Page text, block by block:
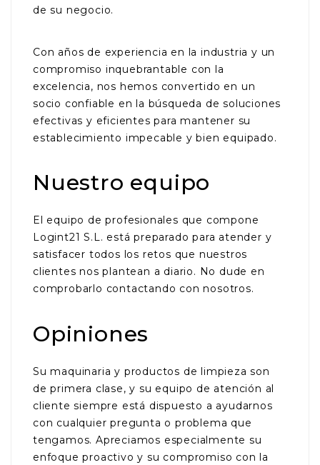
de su negocio.
Con años de experiencia en la industria y un
compromiso inquebrantable con la
excelencia, nos hemos convertido en un
socio confiable en la búsqueda de soluciones
efectivas y eficientes para mantener su
establecimiento impecable y bien equipado.
Nuestro equipo
El equipo de profesionales que compone
Logint21 S.L. está preparado para atender y
satisfacer todos los retos que nuestros
clientes nos plantean a diario. No dude en
comprobarlo contactando con nosotros.
Opiniones
Su maquinaria y productos de limpieza son
de primera clase, y su equipo de atención al
cliente siempre está dispuesto a ayudarnos
con cualquier pregunta o problema que
tengamos. Apreciamos especialmente su
enfoque proactivo y su compromiso con la